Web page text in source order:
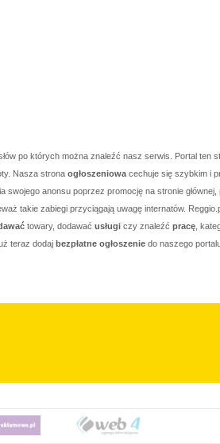
słów po których można znaleźć nasz serwis. Portal ten
Nasza strona ogłoszeniowa cechuje się szybkim i
swojego anonsu poprzez promocję na stronie
takie zabiegi przyciągają uwagę internatów.
towary, dodawać usługi czy znaleźć pracę ,
teraz dodaj bezpłatne ogłoszenie do naszego